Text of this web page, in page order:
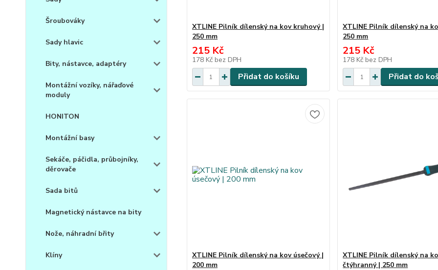
Šroubováky
Sady hlavic
Bity, nástavce, adaptéry
Montážní vozíky, nářaďové
moduly
HONITON
Montážní basy
Sekáče, páčidla, průbojníky,
děrovače
Sada bitů
Magnetický nástavce na bity
Nože, náhradní břity
Klíny
XTLINE Pilník dílenský na kov kruhový |
250 mm
215 Kč
178 Kč bez DPH
Přidat do košíku
XTLINE Pilník dílenský na
250 mm
215 Kč
178 Kč bez DPH
Přidat do
XTLINE Pilník dílenský na kov úsečový |
200 mm
XTLINE Pilník dílenský na
čtýhranný | 250 mm